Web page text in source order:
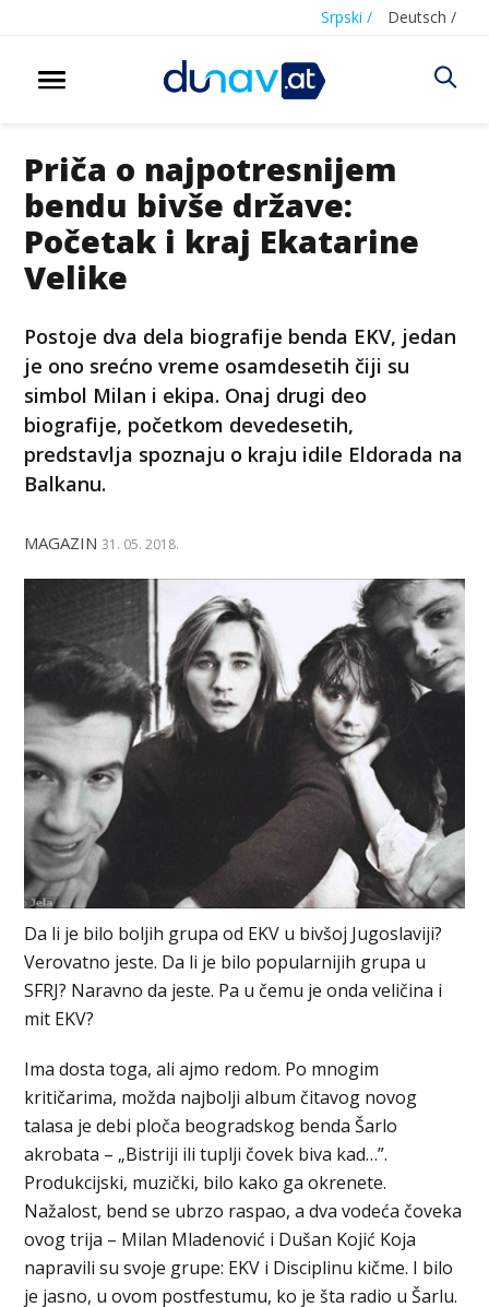
Srpski / Deutsch /
Priča o najpotresnijem
bendu bivše države:
Početak i kraj Ekatarine
Velike
Postoje dva dela biografije benda EKV, jedan
je ono srećno vreme osamdesetih čiji su
simbol Milan i ekipa. Onaj drugi deo
biografije, početkom devedesetih,
predstavlja spoznaju o kraju idile Eldorada na
Balkanu.
MAGAZIN 31. 05. 2018.
Da li je bilo boljih grupa od EKV u bivšoj Jugoslaviji?
Verovatno jeste. Da li je bilo popularnijih grupa u
SFRJ? Naravno da jeste. Pa u čemu je onda veličina i
mit EKV?
Ima dosta toga, ali ajmo redom. Po mnogim
kritičarima, možda najbolji album čitavog novog
talasa je debi ploča beogradskog benda Šarlo
akrobata – „Bistriji ili tuplji čovek biva kad…”.
Produkcijski, muzički, bilo kako ga okrenete.
Nažalost, bend se ubrzo raspao, a dva vodeća čoveka
ovog trija – Milan Mladenović i Dušan Kojić Koja
napravili su svoje grupe: EKV i Disciplinu kičme. I bilo
je jasno, u ovom postfestumu, ko je šta radio u Šarlu.